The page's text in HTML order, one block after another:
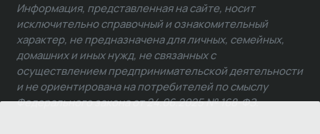
Информация, представленная на сайте, носит
исключительно справочный и ознакомительный
характер, не предназначена для личных, семейных,
домашних и иных нужд, не связанных с
осуществлением предпринимательской деятельности
и не ориентирована на потребителей по смыслу
Федерального закона от 24.06.2025 № 168-ФЗ.